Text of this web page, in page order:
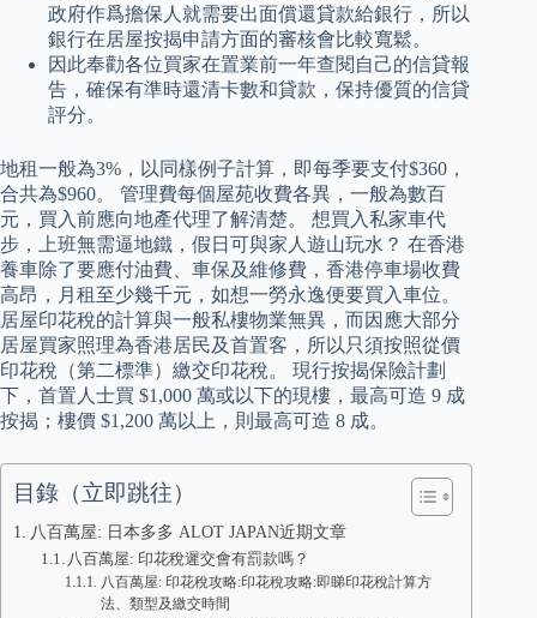
政府作爲擔保人就需要出面償還貸款給銀行，所以
銀行在居屋按揭申請方面的審核會比較寬鬆。
因此奉勸各位買家在置業前一年查閱自己的信貸報
告，確保有準時還清卡數和貸款，保持優質的信貸
評分。
地租一般為3%，以同樣例子計算，即每季要支付$360，
合共為$960。 管理費每個屋苑收費各異，一般為數百
元，買入前應向地產代理了解清楚。 想買入私家車代
步，上班無需逼地鐵，假日可與家人遊山玩水？ 在香港
養車除了要應付油費、車保及維修費，香港停車場收費
高昂，月租至少幾千元，如想一勞永逸便要買入車位。
居屋印花稅的計算與一般私樓物業無異，而因應大部分
居屋買家照理為香港居民及首置客，所以只須按照從價
印花稅（第二標準）繳交印花稅。 現行按揭保險計劃
下，首置人士買 $1,000 萬或以下的現樓，最高可造 9 成
按揭；樓價 $1,200 萬以上，則最高可造 8 成。
目錄（立即跳往）
八百萬屋: 日本多多 ALOT JAPAN近期文章
八百萬屋: 印花稅遲交會有罰款嗎？
八百萬屋: 印花稅攻略:印花稅攻略:即睇印花稅計算方
法、類型及繳交時間